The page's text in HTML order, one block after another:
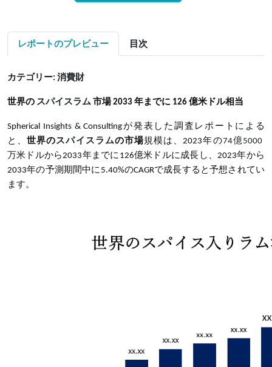
レポートのプレビュー 目次
カテゴリー: 消費財
世界の スパイスラム 市場 2033 年までに 126 億米ドル相当
Spherical Insights & Consultingが発表した調査レポートによる
と、世界のスパイスラムの市場規模は、2023年の74億5000
万米ドルから2033年までに126億米ドルに成長し、2023年から
2033年の予測期間中に5.40%のCAGRで成長すると予想されてい
ます。